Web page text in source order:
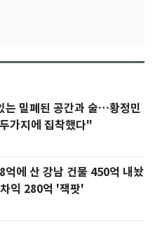
는 밀폐된 공간과 술…황정민
가지에 집착했다"
억에 산 강남 건물 450억 내놨
익 280억 '잭팟'